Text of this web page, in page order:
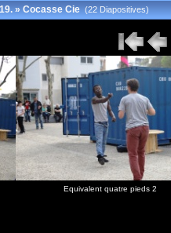
»Cocasse Cie (22 Diapositives)
Equivalent quatre pieds 2